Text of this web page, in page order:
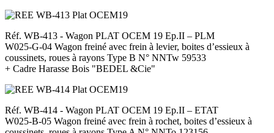
Réf. WB-413 - Wagon PLAT OCEM 19 Ep.II – PLM
W025-G-04 Wagon freiné avec frein à levier, boites d’essieux à
coussinets, roues à rayons Type B N° NNTw 59533
+ Cadre Harasse Bois "BEDEL &Cie"
Réf. WB-414 - Wagon PLAT OCEM 19 Ep.II – ETAT
W025-B-05 Wagon freiné avec frein à rochet, boites d’essieux à